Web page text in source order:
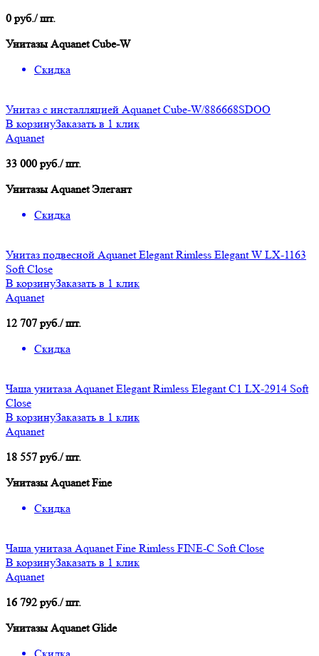
0 руб./ шт.
Унитазы Aquanet Cube-W
Скидка
Унитаз с инсталляцией Aquanet Cube-W/886668SDOO
В корзинуЗаказать в 1 клик
Aquanet
33 000 руб./ шт.
Унитазы Aquanet Элегант
Скидка
Унитаз подвесной Aquanet Elegant Rimless Elegant W LX-1163
Soft Close
В корзинуЗаказать в 1 клик
Aquanet
12 707 руб./ шт.
Скидка
Чаша унитаза Aquanet Elegant Rimless Elegant C1 LX-2914 Soft
Close
В корзинуЗаказать в 1 клик
Aquanet
18 557 руб./ шт.
Унитазы Aquanet Fine
Скидка
Чаша унитаза Aquanet Fine Rimless FINE-C Soft Close
В корзинуЗаказать в 1 клик
Aquanet
16 792 руб./ шт.
Унитазы Aquanet Glide